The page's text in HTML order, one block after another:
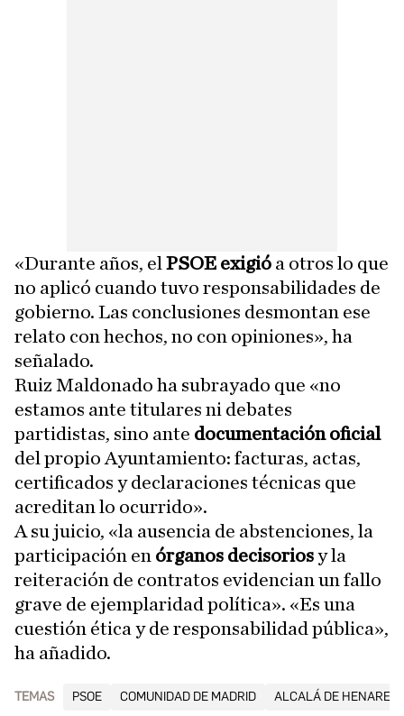
«Durante años, el PSOE exigió a otros lo que
no aplicó cuando tuvo responsabilidades de
gobierno. Las conclusiones desmontan ese
relato con hechos, no con opiniones», ha
señalado.
Ruiz Maldonado ha subrayado que «no
estamos ante titulares ni debates
partidistas, sino ante documentación oficial
del propio Ayuntamiento: facturas, actas,
certificados y declaraciones técnicas que
acreditan lo ocurrido».
A su juicio, «la ausencia de abstenciones, la
participación en órganos decisoriosy la
reiteración de contratos evidencian un fallo
grave de ejemplaridad política». «Es una
cuestión ética y de responsabilidad pública»,
ha añadido.
TEMAS PSOE COMUNIDAD DE MADRID ALCALÁ DE HENARES